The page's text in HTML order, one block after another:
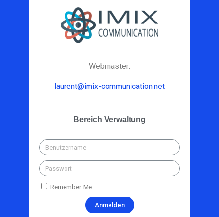
Webmaster:
laurent@imix-communication.net
Bereich Verwaltung
Remember Me
Anmelden